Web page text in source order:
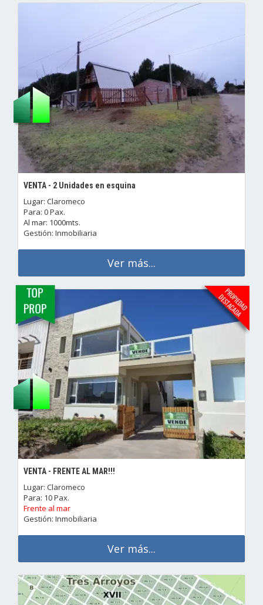
VENTA - 2 Unidades en esquina
Lugar: Claromeco
Para: 0 Pax.
Al mar: 1000mts.
Gestión: Inmobiliaria
Ver más...
VENTA - FRENTE AL MAR!!!
Lugar: Claromeco
Para: 10 Pax.
Frente al mar
Gestión: Inmobiliaria
Ver más...